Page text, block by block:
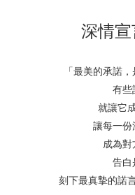
深情
「最美的承諾
有些
就讓它
讓每一份
成為對
告白
刻下最真摯的諾